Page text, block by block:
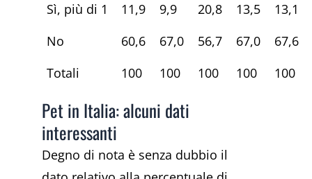
Sì, più di 1
11,9 9,9 20,8 13,5
13,1
No
60,6 67,0 56,7 67,0
67,6
Totali
100 100 100 100 100
Pet in Italia: alcuni dati
interessanti
Degno di nota è senza dubbio il